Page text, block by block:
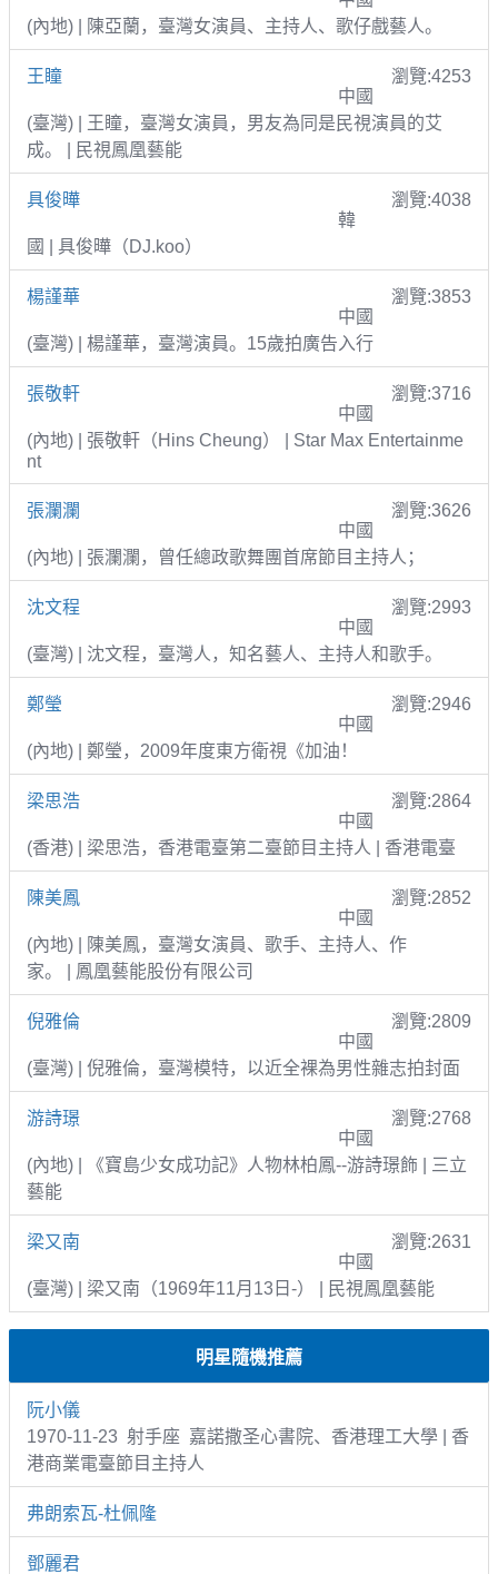
(內地) | 陳亞蘭，臺灣女演員、主持人、歌仔戲藝人。
王瞳
瀏覽:4253
中國
(臺灣) | 王瞳，臺灣女演員，男友為同是民視演員的艾
成。 | 民視鳳凰藝能
具俊曄
瀏覽:4038
韓
國 | 具俊曄（DJ.koo）
楊謹華
瀏覽:3853
中國
(臺灣) | 楊謹華，臺灣演員。15歲拍廣告入行
張敬軒
瀏覽:3716
中國
(內地) | 張敬軒（Hins Cheung） | Star Max Entertainme
nt
張瀾瀾
瀏覽:3626
中國
(內地) | 張瀾瀾，曾任總政歌舞團首席節目主持人；
沈文程
瀏覽:2993
中國
(臺灣) | 沈文程，臺灣人，知名藝人、主持人和歌手。
鄭瑩
瀏覽:2946
中國
(內地) | 鄭瑩，2009年度東方衛視《加油！
梁思浩
瀏覽:2864
中國
(香港) | 梁思浩，香港電臺第二臺節目主持人 | 香港電臺
陳美鳳
瀏覽:2852
中國
(內地) | 陳美鳳，臺灣女演員、歌手、主持人、作
家。 | 鳳凰藝能股份有限公司
倪雅倫
瀏覽:2809
中國
(臺灣) | 倪雅倫，臺灣模特，以近全裸為男性雜志拍封面
游詩璟
瀏覽:2768
中國
(內地) | 《寶島少女成功記》人物林柏鳳--游詩璟飾 | 三立
藝能
梁又南
瀏覽:2631
中國
(臺灣) | 梁又南（1969年11月13日-） | 民視鳳凰藝能
明星隨機推薦
阮小儀
1970-11-23 射手座 嘉諾撒圣心書院、香港理工大學 | 香
港商業電臺節目主持人
弗朗索瓦-杜佩隆
鄧麗君